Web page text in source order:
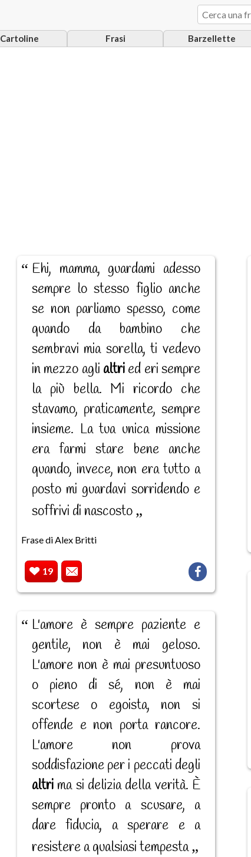
Cartoline Frasi Barzellette
Ehi, mamma, guardami adesso
sempre lo stesso figlio anche
se non parliamo spesso, come
quando da bambino che
sembravi mia sorella, ti vedevo
in mezzo agli altried eri sempre
la più bella. Mi ricordo che
stavamo, praticamente, sempre
insieme. La tua unica missione
era farmi stare bene anche
quando, invece, non era tutto a
posto mi guardavi sorridendo e
soffrivi di nascosto
Frase di Alex Britti
19
L'amore è sempre paziente e
gentile, non è mai geloso.
L'amore non è mai presuntuoso
o pieno di sé, non è mai
scortese o egoista, non si
offende e non porta rancore.
L'amore non prova
soddisfazione per i peccati degli
altrima si delizia della verità. È
sempre pronto a scusare, a
dare fiducia, a sperare e a
resistere a qualsiasi tempesta